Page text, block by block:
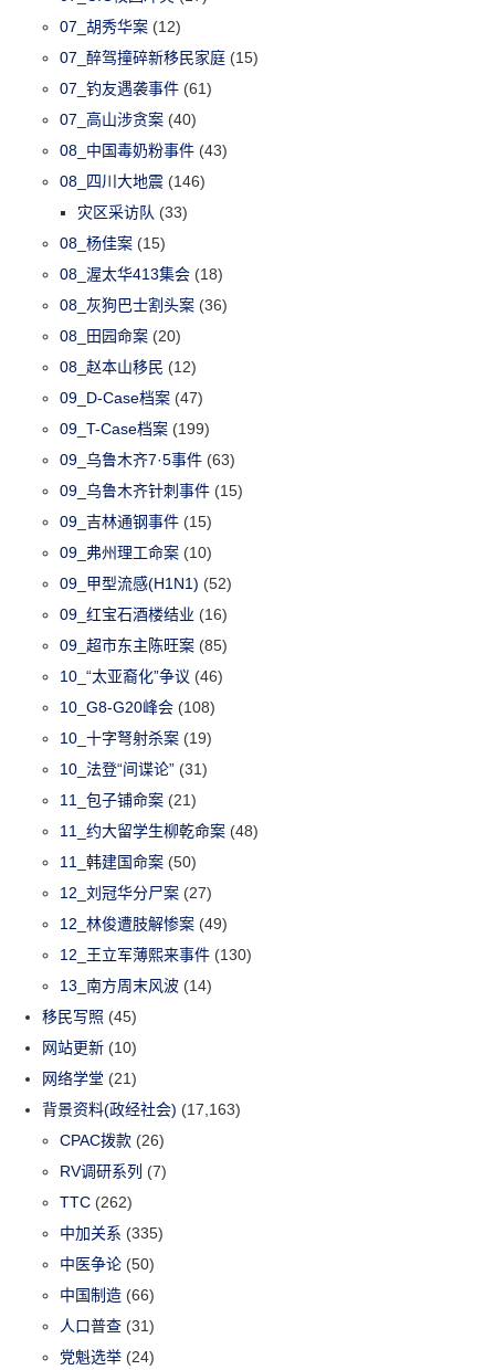
07_胡秀华案 (12)
07_醉驾撞碎新移民家庭 (15)
07_钓友遇袭事件 (61)
07_高山涉贪案 (40)
08_中国毒奶粉事件 (43)
08_四川大地震 (146)
灾区采访队 (33)
08_杨佳案 (15)
08_渥太华413集会 (18)
08_灰狗巴士割头案 (36)
08_田园命案 (20)
08_赵本山移民 (12)
09_D-Case档案 (47)
09_T-Case档案 (199)
09_乌鲁木齐7·5事件 (63)
09_乌鲁木齐针刺事件 (15)
09_吉林通钢事件 (15)
09_弗州理工命案 (10)
09_甲型流感(H1N1) (52)
09_红宝石酒楼结业 (16)
09_超市东主陈旺案 (85)
10_“太亚裔化”争议 (46)
10_G8-G20峰会 (108)
10_十字弩射杀案 (19)
10_法登“间谍论” (31)
11_包子铺命案 (21)
11_约大留学生柳乾命案 (48)
11_韩建国命案 (50)
12_刘冠华分尸案 (27)
12_林俊遭肢解惨案 (49)
12_王立军薄熙来事件 (130)
13_南方周末风波 (14)
移民写照 (45)
网站更新 (10)
网络学堂 (21)
背景资料(政经社会) (17,163)
CPAC拨款 (26)
RV调研系列 (7)
TTC (262)
中加关系 (335)
中医争论 (50)
中国制造 (66)
人口普查 (31)
党魁选举 (24)